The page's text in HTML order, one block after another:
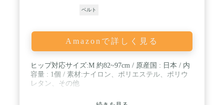
ベルト
Amazonで詳しく見る
ヒップ対応サイズ:M 約82~97cm / 原産国 : 日本 / 内
容量 : 1個 / 素材:ナイロン、ポリエステル、ポリウ
レタン、その他